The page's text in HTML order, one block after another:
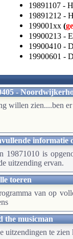
19891107 -
19891212 -
199001xx (
19900213 -
19900410 -
19900601 -
-
willen zien....ben
informatie
19871010 is
uitzending ervan.
toeren
van op
the musicman
uitzendingen te